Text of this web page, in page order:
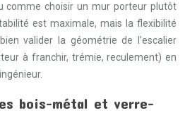
comme choisir un mur porteur plutôt
est maximale, mais la flexibilité
valider la géométrie de l’escalier
à franchir, trémie, reculement) en
bois-métal et verre-